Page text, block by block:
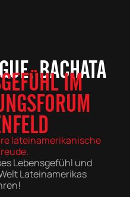
BACHATA
IM
lateinamerikanische
Lebensgefühl und
Lateinamerikas